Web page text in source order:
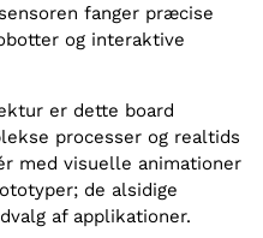
fanger præcise
og interaktive
er dette board
processer og realtids
med visuelle animationer
de alsidige
af applikationer.